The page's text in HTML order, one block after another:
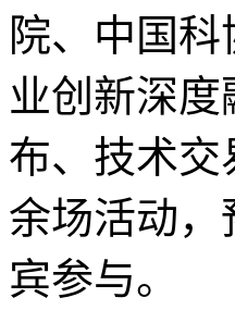
院、中国
业创新深
布、技术
余场活动，
宾参与。